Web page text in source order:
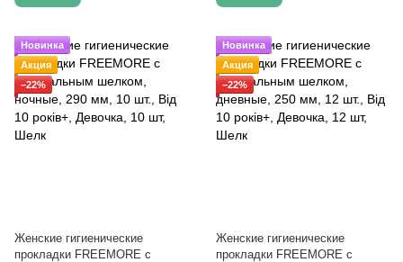
Новинка
Акция
−22%
Женские гигиенические
прокладки FREEMORE с
Новинка
Акция
−22%
Женские гигиенические
прокладки FREEMORE с